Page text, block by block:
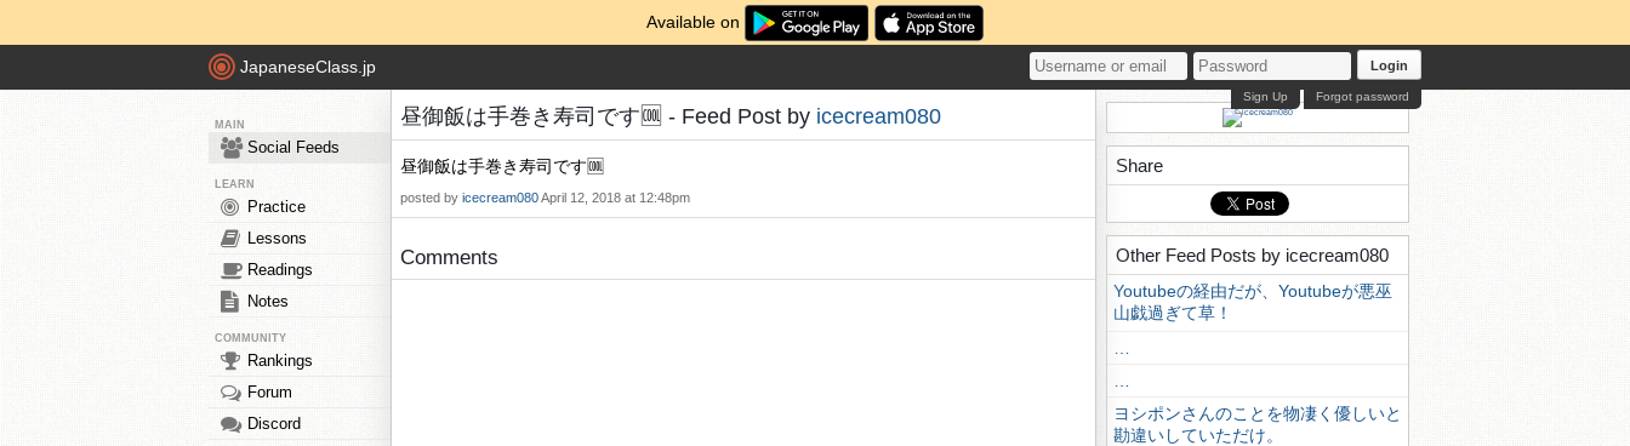
Available on
JapaneseClass.jp Login
Forgot password
Sign Up
MAIN
Social Feeds
LEARN
Practice
Lessons
Readings
Notes
COMMUNITY
Rankings
Forum
Discord
昼御飯は手巻き寿司です🆒 - Feed Post by icecream080
昼御飯は手巻き寿司です🆒
posted by icecream080April 12, 2018 at 12:48pm
Comments
Share
Other Feed Posts by icecream080
Youtubeの経由だが、Youtubeが悪巫
山戯過ぎて草！
ヨシポンさんのことを物凄く優しいと
勘違いしていただけ。